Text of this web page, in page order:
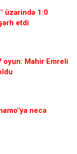
üzərində 1:0
etdi
oyun: Mahir Emreli
necə